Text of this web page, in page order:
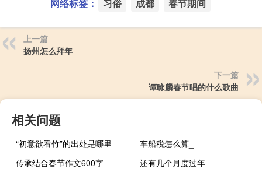
网络标签： 习俗 成都 春节期间
上一篇
扬州怎么拜年
下一篇
谭咏麟春节唱的什么歌曲
相关问题
“初意欲看竹”的出处是哪里
车船税怎么算_
传承结合春节作文600字
还有几个月度过年